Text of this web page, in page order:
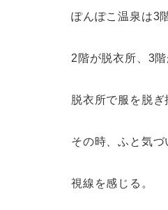
ぽんぽこ温泉は3
2階が脱衣所、3
脱衣所で服を脱ぎ
その時、ふと気づ
視線を感じる。